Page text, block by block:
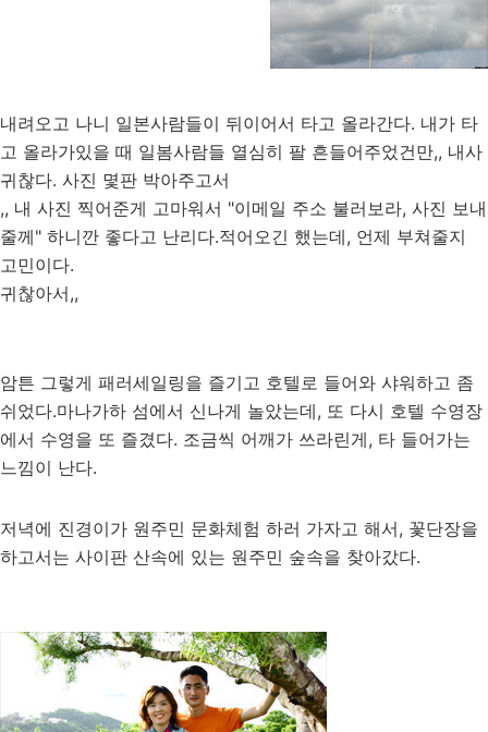
내려오고 나니 일본사람들이 뒤이어서 타고 올라간다. 내가 타
고 올라가있을 때 일봄사람들 열심히 팔 흔들어주었건만,, 내사
귀찮다. 사진 몇판 박아주고서
,, 내 사진 찍어준게 고마워서 "이메일 주소 불러보라, 사진 보내
줄께" 하니깐 좋다고 난리다.적어오긴 했는데, 언제 부쳐줄지
고민이다.
귀찮아서,,
암튼 그렇게 패러세일링을 즐기고 호텔로 들어와 샤워하고 좀
쉬었다.마나가하 섬에서 신나게 놀았는데, 또 다시 호텔 수영장
에서 수영을 또 즐겼다. 조금씩 어깨가 쓰라린게, 타 들어가는
느낌이 난다.
저녁에 진경이가 원주민 문화체험 하러 가자고 해서, 꽃단장을
하고서는 사이판 산속에 있는 원주민 숲속을 찾아갔다.